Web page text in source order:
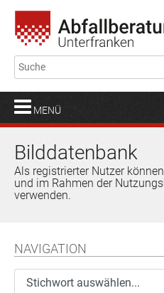
MENÜ
Bilddatenbank
Als registrierter Nutzer
und im Rahmen der
verwenden.
NAVIGATION